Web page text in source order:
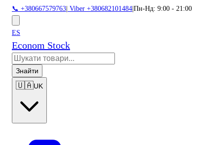
📞 +380667579763 Viber +380682101484 Пн-Нд: 9:00 - 21:00
ES
Econom Stock
Знайти
🇺🇦UK